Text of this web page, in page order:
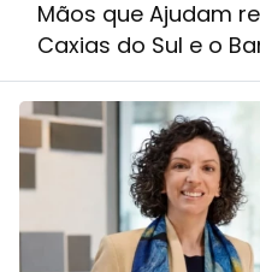
Mãos que Ajudam
Caxias do Sul e o